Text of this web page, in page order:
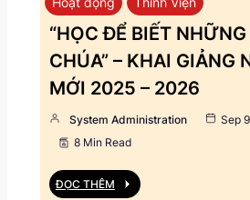
“HỌC ĐỂ BIẾT
CHÚA” – KHAI GIẢNG
MỚI 2025 – 2026
System Administration
Sep
8 Min Read
ĐỌC THÊM